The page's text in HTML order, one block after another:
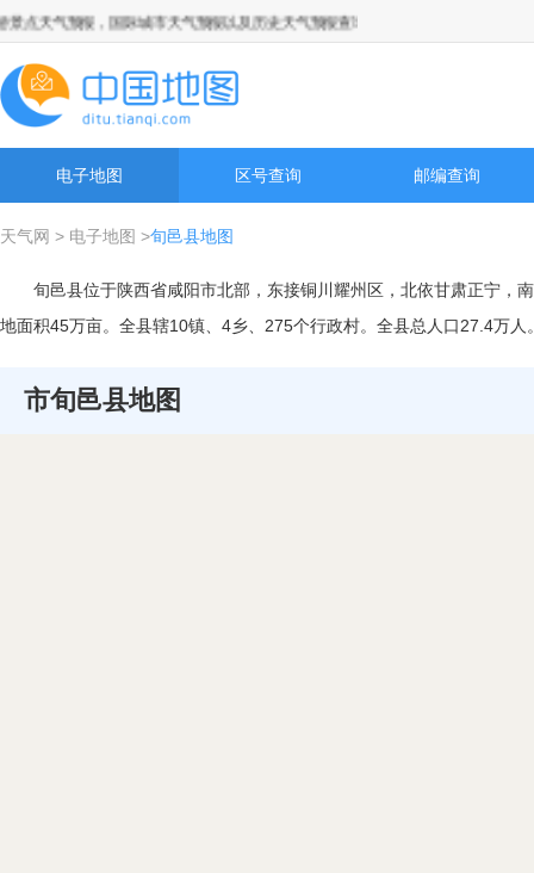
天气预报，国际城市天气预报以及历史天气预报查询
电子地图 区号查询 邮编查询
天气网 > 电子地图 >旬邑县地图
旬邑县位于陕西省咸阳市北部，东接铜川耀州区，北依甘肃正宁，
地面积45万亩。全县辖10镇、4乡、275个行政村。全县总人口27.4万
市旬邑县地图